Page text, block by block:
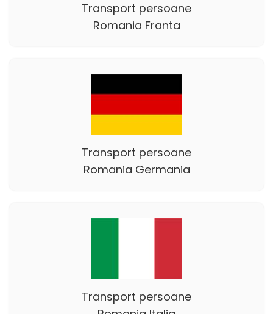
Transport persoane
Romania Franta
Transport persoane
Romania Germania
Transport persoane